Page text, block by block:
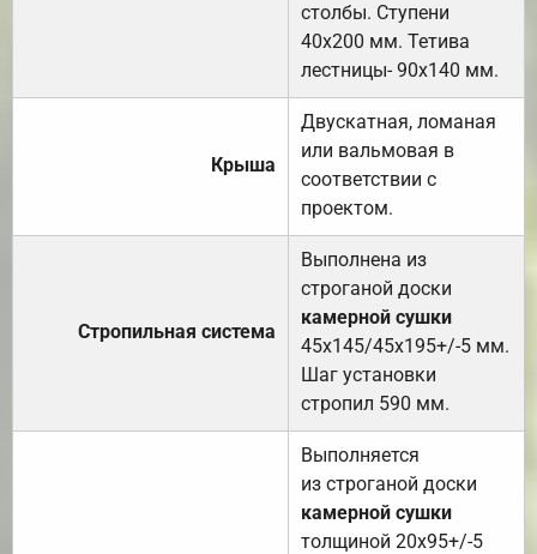
столбы. Ступени
40х200 мм. Тетива
лестницы- 90х140 мм.
Крыша
Двускатная, ломаная
или вальмовая в
соответствии с
проектом.
Стропильная система
Выполнена из
строганой доски
камерной сушки
45х145/45х195+/-5 мм.
Шаг установки
стропил 590 мм.
Выполняется
из строганой доски
камерной сушки
толщиной 20х95+/-5